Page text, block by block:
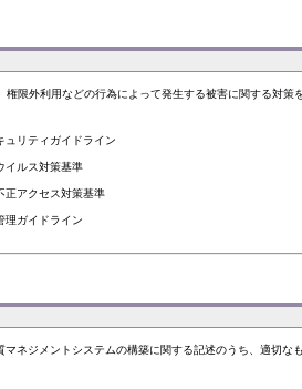
権限外利用などの行為によって発生する被害に関する対
ュリティガイドライン
イルス対策基準
正アクセス対策基準
理ガイドライン
マネジメントシステムの構築に関する記述のうち、適切